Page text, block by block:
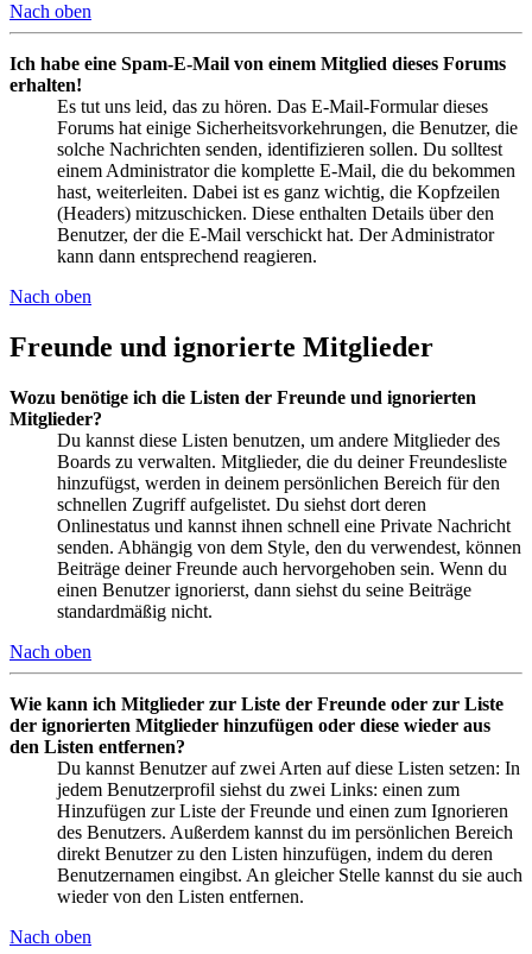
Nach oben
Ich habe eine Spam-E-Mail von einem Mitglied dieses Forums
erhalten!
Es tut uns leid, das zu hören. Das E-Mail-Formular dieses
Forums hat einige Sicherheitsvorkehrungen, die Benutzer, die
solche Nachrichten senden, identifizieren sollen. Du solltest
einem Administrator die komplette E-Mail, die du bekommen
hast, weiterleiten. Dabei ist es ganz wichtig, die Kopfzeilen
(Headers) mitzuschicken. Diese enthalten Details über den
Benutzer, der die E-Mail verschickt hat. Der Administrator
kann dann entsprechend reagieren.
Nach oben
Freunde und ignorierte Mitglieder
Wozu benötige ich die Listen der Freunde und ignorierten
Mitglieder?
Du kannst diese Listen benutzen, um andere Mitglieder des
Boards zu verwalten. Mitglieder, die du deiner Freundesliste
hinzufügst, werden in deinem persönlichen Bereich für den
schnellen Zugriff aufgelistet. Du siehst dort deren
Onlinestatus und kannst ihnen schnell eine Private Nachricht
senden. Abhängig von dem Style, den du verwendest, können
Beiträge deiner Freunde auch hervorgehoben sein. Wenn du
einen Benutzer ignorierst, dann siehst du seine Beiträge
standardmäßig nicht.
Nach oben
Wie kann ich Mitglieder zur Liste der Freunde oder zur Liste
der ignorierten Mitglieder hinzufügen oder diese wieder aus
den Listen entfernen?
Du kannst Benutzer auf zwei Arten auf diese Listen setzen: In
jedem Benutzerprofil siehst du zwei Links: einen zum
Hinzufügen zur Liste der Freunde und einen zum Ignorieren
des Benutzers. Außerdem kannst du im persönlichen Bereich
direkt Benutzer zu den Listen hinzufügen, indem du deren
Benutzernamen eingibst. An gleicher Stelle kannst du sie auch
wieder von den Listen entfernen.
Nach oben